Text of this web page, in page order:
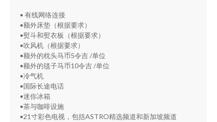
• 有线网络连接
•额外床垫（根据要求）
•熨斗和熨衣板（根据要求）
•吹风机（根据要求）
•额外的枕头马币5令吉 /单位
•额外的毯子马币10令吉 /单位
•冷气机
•国际长途电话
•迷你冰箱
•茶与咖啡设施
•21寸彩色电视，包括ASTRO精选频道和新加坡频道